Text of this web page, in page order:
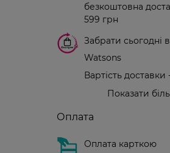
безкоштовна
599 грн
Забрати сьогодні
Watsons
Вартість доставки
Показати
Оплата
Оплата карткою